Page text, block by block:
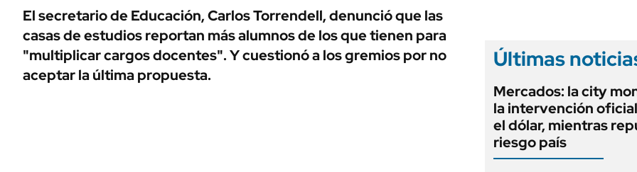
URUGUAY
AUTOS
El secretario de Educación, Carlos Torrendell, denunció que las
casas de estudios reportan más alumnos de los que tienen para
"multiplicar cargos docentes". Y cuestionó a los gremios por no
aceptar la última propuesta.
Últimas
Mercados: la city
la intervención
el dólar, mientras
riesgo país